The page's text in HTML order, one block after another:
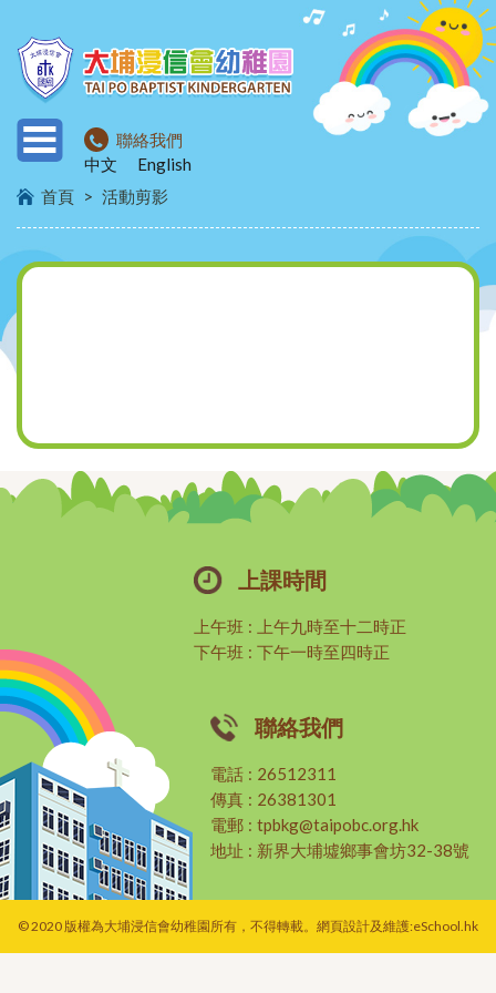
聯絡我們
中文
English
首頁 > 活動剪影
上課時間
上午班 :
上午九時至十二時正
下午班 : 下午一時至四時正
聯絡我們
電話 : 26512311
傳真 : 26381301
電郵 : tpbkg@taipobc.org.hk
地址 : 新界大埔墟鄉事會坊32-38號
© 2020 版權為大埔浸信會幼稚園所有，不得轉載。網頁設計及維護:eSchool.hk